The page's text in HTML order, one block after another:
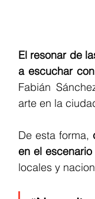
El resonar de
a escuchar
Fabián
arte en la
De esta forma,
en el
locales y